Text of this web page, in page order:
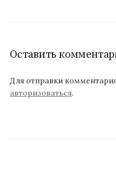
Оставить
Для отправки
авторизоваться.